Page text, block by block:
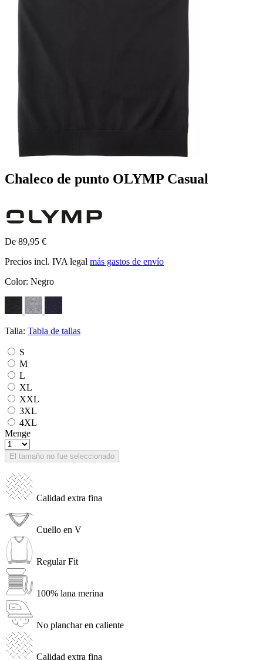
Chaleco de punto OLYMP Casual
De 89,95 €
Precios incl. IVA legal más gastos de envío
Color: Negro
Talla: Tabla de tallas
S
M
L
XL
XXL
3XL
4XL
Menge
El tamaño no fue seleccionado
Calidad extra fina
Cuello en V
Regular Fit
100% lana merina
No planchar en caliente
Calidad extra fina